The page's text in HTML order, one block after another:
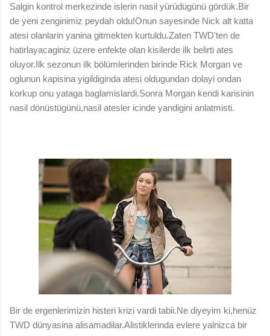
Salgin kontrol merkezinde islerin nasil yürüdügünü gördük.Bir
de yeni zenginimiz peydah oldu!Onun sayesinde Nick alt katta
atesi olanlarin yanina gitmekten kurtuldu.Zaten TWD'ten de
hatirlayacaginiz üzere enfekte olan kisilerde ilk belirti ates
oluyor.Ilk sezonun ilk bölümlerinden birinde Rick Morgan ve
oglunun kapisina yigildiginda atesi oldugundan dolayi ondan
korkup onu yataga baglamislardi.Sonra Morgan kendi karisinin
nasil dönüstügünü,nasil atesler icinde yandigini anlatmisti.
Bir de ergenlerimizin histeri krizi vardi tabii.Ne diyeyim ki,henüz
TWD dünyasina alisamadilar.Alistiklerinda evlere yalnizca bir